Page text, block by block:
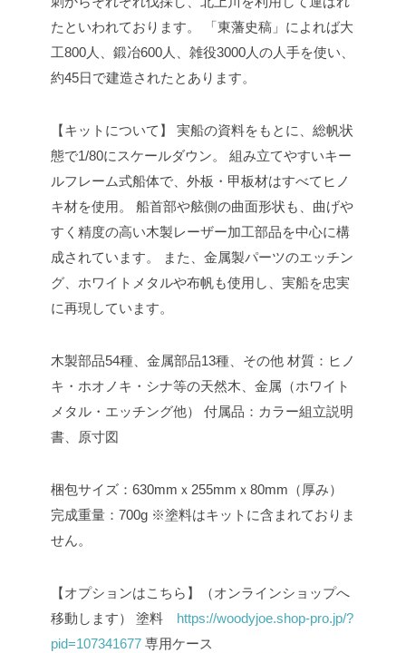
たといわれております。
「東藩史稿」によれば大
工800人、鍛冶600人、雑役3000人の人手を使い、
約45日で建造されたとあります。
【キットについて】
実船の資料をもとに、総帆状
態で1/80にスケールダウン。
組み立てやすいキー
ルフレーム式船体で、外板・甲板材はすべてヒノ
キ材を使用。
船首部や舷側の曲面形状も、曲げや
すく精度の高い木製レーザー加工部品を中心に構
成されています。
また、金属製パーツのエッチン
グ、ホワイトメタルや布帆も使用し、実船を忠実
に再現しています。
木製部品54種、金属部品13種、その他 材質：ヒノ
キ・ホオノキ・シナ等の天然木、金属（ホワイト
メタル・エッチング他）
付属品：カラー組立説明
書、原寸図
梱包サイズ：630mmｘ255mmｘ80mm（厚み）
完成重量：700g ※塗料はキットに含まれておりま
せん。
【オプションはこちら】（オンラインショップへ
移動します）
塗料 https://woodyjoe.shop-pro.jp/?
pid=107341677 専用ケース